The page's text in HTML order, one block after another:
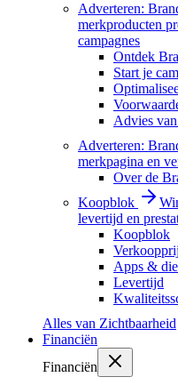
Adverteren:
merkproducten
campagnes
Ontdek
Start je
Advies
Adverteren:
merkpagina en
Over de
Koopblok
levertijd en
Koopblok
Apps &
Levertijd
Alles van Zichtbaarheid
Financiën
Financiën